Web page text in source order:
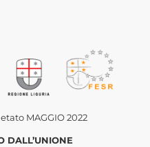
MAGGIO 2022
DALL’UNIONE